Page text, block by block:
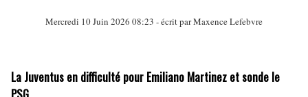
Mercredi 10 Juin 2026 08:23 - écrit parMaxence Lefebvre
La Juventus en difficulté pour Emiliano Martinez et sonde le